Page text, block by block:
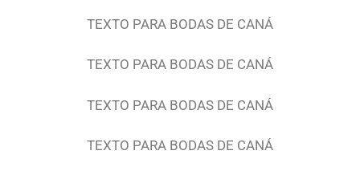
TEXTO PARA BODAS DE CANÁ
TEXTO PARA BODAS DE CANÁ
TEXTO PARA BODAS DE CANÁ
TEXTO PARA BODAS DE CANÁ